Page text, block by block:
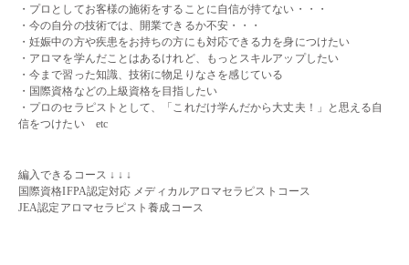
・プロとしてお客様の施術をすることに自信が持てない・・・
・今の自分の技術では、開業できるか不安・・・
・妊娠中の方や疾患をお持ちの方にも対応できる力を身につけたい
・アロマを学んだことはあるけれど、もっとスキルアップしたい
・今まで習った知識、技術に物足りなさを感じている
・国際資格などの上級資格を目指したい
・プロのセラピストとして、「これだけ学んだから大丈夫！」と思える自
信をつけたい etc
編入できるコース ↓ ↓ ↓
国際資格IFPA認定対応 メディカルアロマセラピストコース
JEA認定アロマセラピスト養成コース